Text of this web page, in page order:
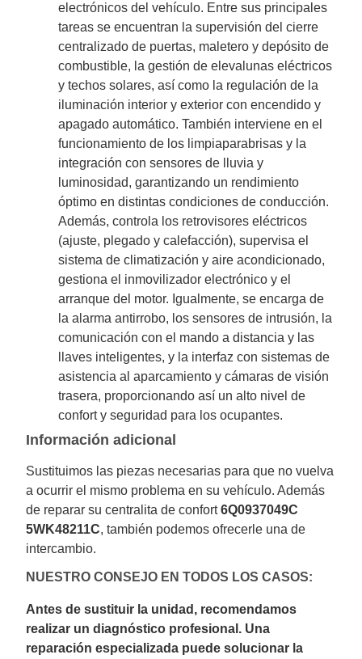
electrónicos del vehículo. Entre sus principales
tareas se encuentran la supervisión del cierre
centralizado de puertas, maletero y depósito de
combustible, la gestión de elevalunas eléctricos
y techos solares, así como la regulación de la
iluminación interior y exterior con encendido y
apagado automático. También interviene en el
funcionamiento de los limpiaparabrisas y la
integración con sensores de lluvia y
luminosidad, garantizando un rendimiento
óptimo en distintas condiciones de conducción.
Además, controla los retrovisores eléctricos
(ajuste, plegado y calefacción), supervisa el
sistema de climatización y aire acondicionado,
gestiona el inmovilizador electrónico y el
arranque del motor. Igualmente, se encarga de
la alarma antirrobo, los sensores de intrusión, la
comunicación con el mando a distancia y las
llaves inteligentes, y la interfaz con sistemas de
asistencia al aparcamiento y cámaras de visión
trasera, proporcionando así un alto nivel de
confort y seguridad para los ocupantes.
Información adicional
Sustituimos las piezas necesarias para que no vuelva
a ocurrir el mismo problema en su vehículo. Además
de reparar su centralita de confort6Q0937049C
5WK48211C, también podemos ofrecerle una de
intercambio.
NUESTRO CONSEJO EN TODOS LOS CASOS:
Antes de sustituir la unidad, recomendamos
realizar un diagnóstico profesional. Una
reparación especializada puede solucionar la